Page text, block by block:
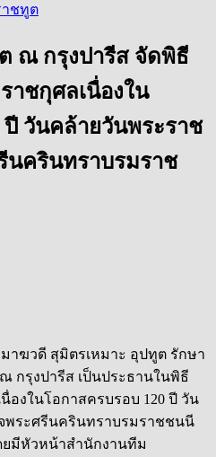
าชทูต
ณ กรุงปารีส จัดพิธี
าชกุศลเนื่องใน
ปี วันคล้ายวันพระราช
นครินทราบรมราช
มาฆวดี สุมิตรเหมาะ อุปทูต รักษา
กรุงปารีส เป็นประธานในพิธี
องในโอกาสครบรอบ 120 ปี วัน
พระศรีนครินทราบรมราชชนนี
ยมีหัวหน้าสำนักงานทีม